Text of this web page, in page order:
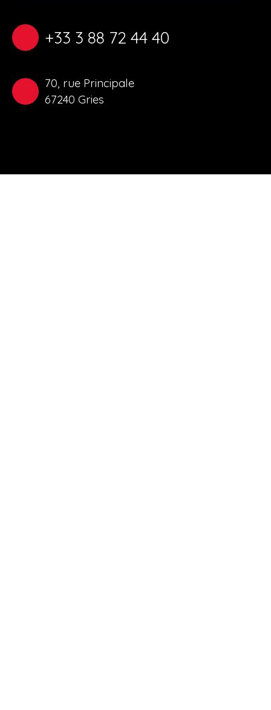
+33 3 88 72 44 40
70, rue Principale
67240 Gries